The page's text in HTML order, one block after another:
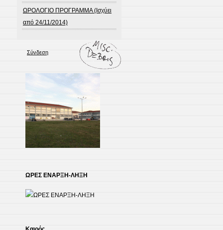
ΩΡΟΛΟΓΙΟ ΠΡΟΓΡΑΜΜΑ (Ισχύει
από 24/11/2014)
Σύνδεση
ΩΡΕΣ ΕΝΑΡΞΗ-ΛΗΞΗ